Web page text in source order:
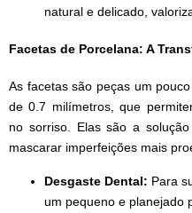
natural e delicado,
Facetas de Porcelana: A
As facetas são peças um
de 0.7 milímetros, que
no sorriso. Elas são a
mascarar imperfeições mais
Desgaste Dental: Para
um pequeno e planejado